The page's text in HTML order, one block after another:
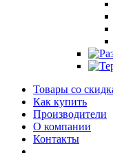
Товары со
Как купить
Производители
О компании
Контакты